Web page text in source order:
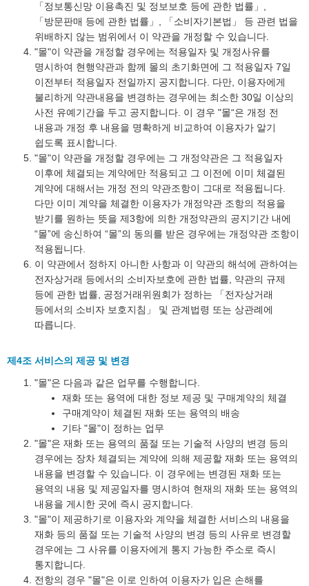
「정보통신망 이용촉진 및 정보보호 등에 관한 법률」,
「방문판매 등에 관한 법률」, 「소비자기본법」 등 관련 법을
위배하지 않는 범위에서 이 약관을 개정할 수 있습니다.
"몰"이 약관을 개정할 경우에는 적용일자 및 개정사유를
명시하여 현행약관과 함께 몰의 초기화면에 그 적용일자 7일
이전부터 적용일자 전일까지 공지합니다. 다만, 이용자에게
불리하게 약관내용을 변경하는 경우에는 최소한 30일 이상의
사전 유예기간을 두고 공지합니다. 이 경우 "몰“은 개정 전
내용과 개정 후 내용을 명확하게 비교하여 이용자가 알기
쉽도록 표시합니다.
"몰"이 약관을 개정할 경우에는 그 개정약관은 그 적용일자
이후에 체결되는 계약에만 적용되고 그 이전에 이미 체결된
계약에 대해서는 개정 전의 약관조항이 그대로 적용됩니다.
다만 이미 계약을 체결한 이용자가 개정약관 조항의 적용을
받기를 원하는 뜻을 제3항에 의한 개정약관의 공지기간 내에
“몰”에 송신하여 “몰”의 동의를 받은 경우에는 개정약관 조항이
적용됩니다.
이 약관에서 정하지 아니한 사항과 이 약관의 해석에 관하여는
전자상거래 등에서의 소비자보호에 관한 법률, 약관의 규제
등에 관한 법률, 공정거래위원회가 정하는 「전자상거래
등에서의 소비자 보호지침」 및 관계법령 또는 상관례에
따릅니다.
제4조 서비스의 제공 및 변경
"몰"은 다음과 같은 업무를 수행합니다.
재화 또는 용역에 대한 정보 제공 및 구매계약의 체결
구매계약이 체결된 재화 또는 용역의 배송
기타 "몰"이 정하는 업무
"몰"은 재화 또는 용역의 품절 또는 기술적 사양의 변경 등의
경우에는 장차 체결되는 계약에 의해 제공할 재화 또는 용역의
내용을 변경할 수 있습니다. 이 경우에는 변경된 재화 또는
용역의 내용 및 제공일자를 명시하여 현재의 재화 또는 용역의
내용을 게시한 곳에 즉시 공지합니다.
"몰"이 제공하기로 이용자와 계약을 체결한 서비스의 내용을
재화 등의 품절 또는 기술적 사양의 변경 등의 사유로 변경할
경우에는 그 사유를 이용자에게 통지 가능한 주소로 즉시
통지합니다.
전항의 경우 "몰"은 이로 인하여 이용자가 입은 손해를